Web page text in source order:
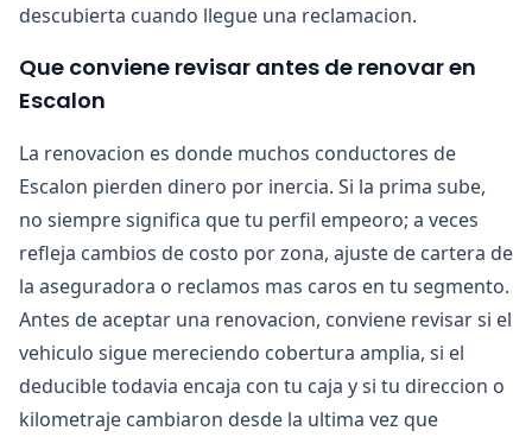
descubierta cuando llegue una reclamacion.
Que conviene revisar antes de renovar en
Escalon
La renovacion es donde muchos conductores de
Escalon pierden dinero por inercia. Si la prima sube,
no siempre significa que tu perfil empeoro; a veces
refleja cambios de costo por zona, ajuste de cartera de
la aseguradora o reclamos mas caros en tu segmento.
Antes de aceptar una renovacion, conviene revisar si el
vehiculo sigue mereciendo cobertura amplia, si el
deducible todavia encaja con tu caja y si tu direccion o
kilometraje cambiaron desde la ultima vez que